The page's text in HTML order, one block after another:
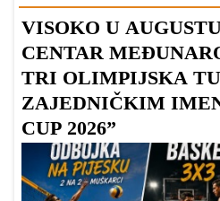
VISOKO U
CENTAR
TRI OLIMPIJSKA
ZAJEDNIČKIM
CUP 2026”